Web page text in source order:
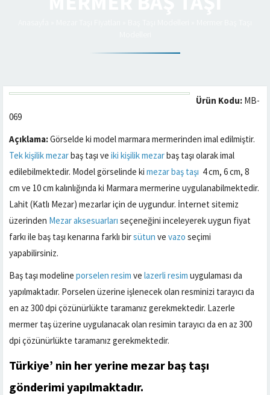
Ürün Kodu: MB-
069
Açıklama:Görselde ki model marmara mermerinden imal edilmiştir.
Tek kişilik mezarbaş taşı ve iki kişilik mezarbaş taşı olarak imal
edilebilmektedir. Model görselinde ki mezar baş taşı 4 cm, 6 cm, 8
cm ve 10 cm kalınlığında ki Marmara mermerine uygulanabilmektedir.
Lahit (Katlı Mezar) mezarlar için de uygundur. İnternet sitemiz
üzerinden Mezar aksesuarları seçeneğini inceleyerek uygun fiyat
farkı ile baş taşı kenarına farklı birsütun ve vazo seçimi
yapabilirsiniz.
Baş taşı modeline porselen resim ve lazerli resim uygulaması da
yapılmaktadır. Porselen üzerine işlenecek olan resminizi tarayıcı da
en az 300 dpi çözünürlükte taramanız gerekmektedir. Lazerle
mermer taş üzerine uygulanacak olan resimin tarayıcı da en az 300
dpi çözünürlükte taramanız gerekmektedir.
Türkiye’ nin her yerine mezar baş taşı
gönderimi yapılmaktadır.